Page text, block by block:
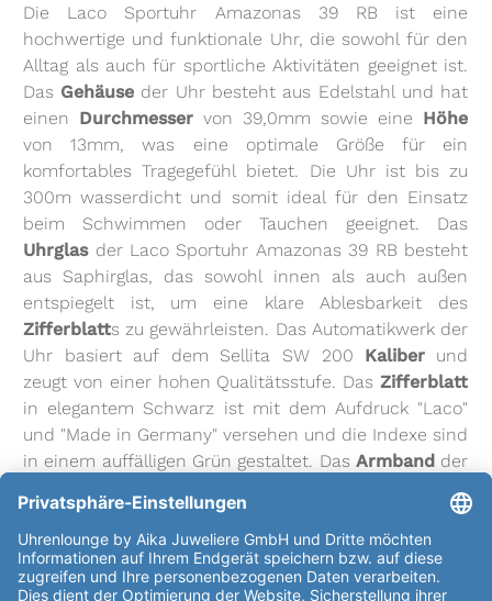
Die Laco Sportuhr Amazonas 39 RB ist eine
hochwertige und funktionale Uhr, die sowohl für den
Alltag als auch für sportliche Aktivitäten geeignet ist.
Das Gehäuse der Uhr besteht aus Edelstahl und hat
einen Durchmesser von 39,0mm sowie eine Höhe
von 13mm, was eine optimale Größe für ein
komfortables Tragegefühl bietet. Die Uhr ist bis zu
300m wasserdicht und somit ideal für den Einsatz
beim Schwimmen oder Tauchen geeignet. Das
Uhrglasder Laco Sportuhr Amazonas 39 RB besteht
aus Saphirglas, das sowohl innen als auch außen
entspiegelt ist, um eine klare Ablesbarkeit des
Zifferblatts zu gewährleisten. Das Automatikwerk der
Uhr basiert auf dem Sellita SW 200 Kaliber und
zeugt von einer hohen Qualitätsstufe. DasZifferblatt
in elegantem Schwarz ist mit dem Aufdruck "Laco"
und "Made in Germany" versehen und die Indexe sind
in einem auffälligen Grün gestaltet. DasArmband der
Uhr besteht aus hochwertigem Edelstahl in der Farbe
Schwarz und hat eine Länge von insgesamt 47,5mm,
was für einen Armumfang von 15-21cm geeignet ist.
DieFunktionender Laco Sportuhr Amazonas 39 RB
umfassen Stunden- und Minutenzeiger mit